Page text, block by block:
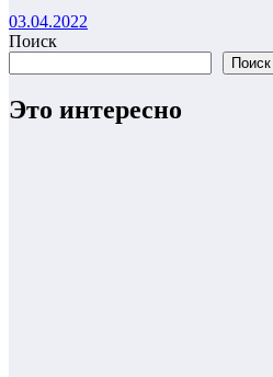
03.04.2022
Поиск
Поиск
Это интересно